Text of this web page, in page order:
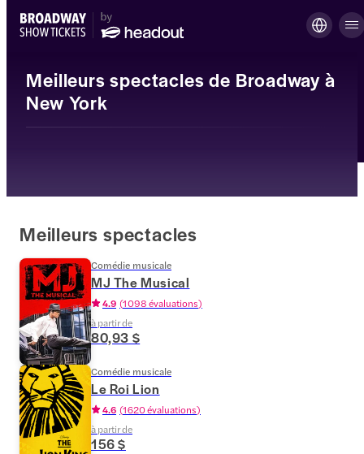
Meilleurs spectacles de Broadway à
New York
Meilleurs spectacles
Comédie musicale
MJ The Musical
4.9 (1 098 évaluations)
à partir de
80,93 $
Comédie musicale
Le Roi Lion
4.6 (1 620 évaluations)
à partir de
156 $